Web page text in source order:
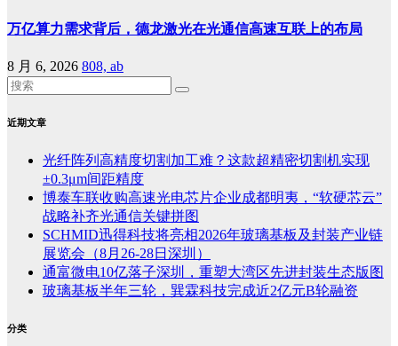
万亿算力需求背后，德龙激光在光通信高速互联上的布局
8 月 6, 2026 808, ab
近期文章
光纤阵列高精度切割加工难？这款超精密切割机实现
±0.3μm间距精度
博泰车联收购高速光电芯片企业成都明夷，“软硬芯云”
战略补齐光通信关键拼图
SCHMID迅得科技将亮相2026年玻璃基板及封装产业链
展览会（8月26-28日深圳）
通富微电10亿落子深圳，重塑大湾区先进封装生态版图
玻璃基板半年三轮，巽霖科技完成近2亿元B轮融资
分类